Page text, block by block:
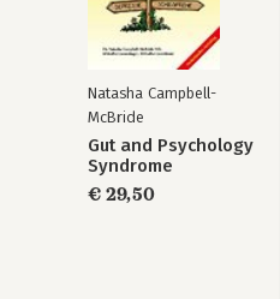
Natasha Campbell-
McBride
Gut and Psychology
Syndrome
€ 29,50